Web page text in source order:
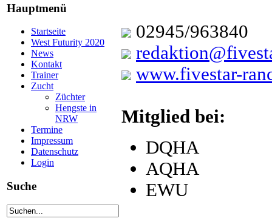
Hauptmenü
Startseite
West Futurity 2020
News
Kontakt
Trainer
Zucht
Züchter
Hengste in
NRW
Termine
Impressum
Datenschutz
Login
Suche
02945/963840
www.fivestar-
Mitglied bei:
DQHA
AQHA
EWU